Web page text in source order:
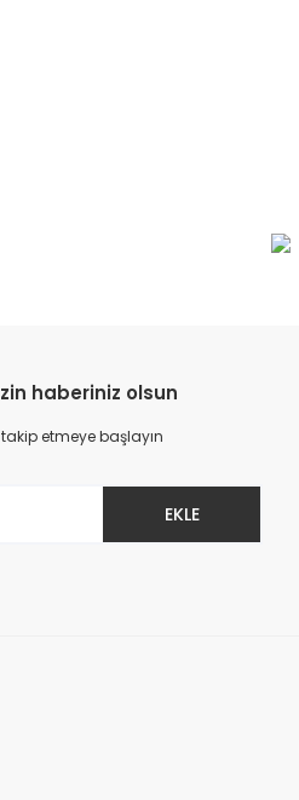
haberiniz olsun
etmeye başlayın
EKLE